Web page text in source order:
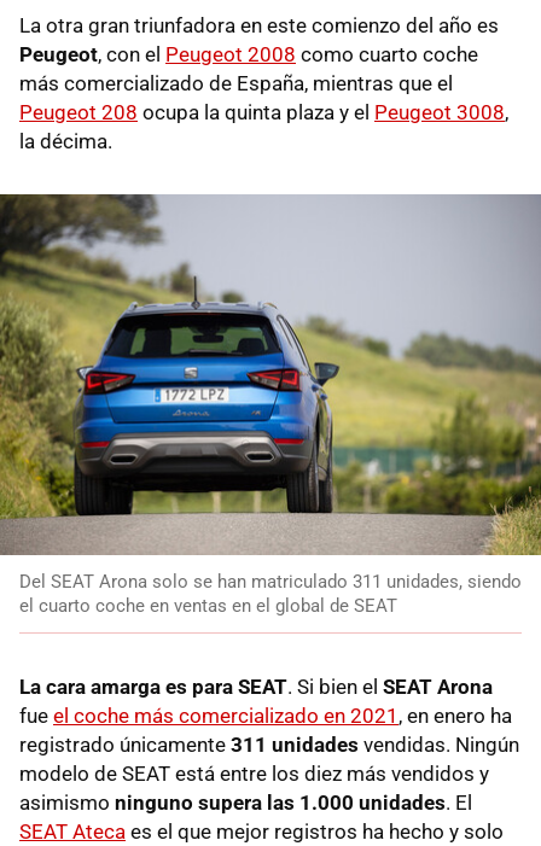
La otra gran triunfadora en este comienzo del año es
Peugeot, con el Peugeot 2008 como cuarto coche
más comercializado de España, mientras que el
Peugeot 208 ocupa la quinta plaza y el Peugeot 3008,
la décima.
Del SEAT Arona solo se han matriculado 311 unidades, siendo
el cuarto coche en ventas en el global de SEAT
La cara amarga es para SEAT. Si bien el SEAT Arona
fue el coche más comercializado en 2021 , en enero ha
registrado únicamente 311 unidades vendidas. Ningún
modelo de SEAT está entre los diez más vendidos y
asimismo ninguno supera las 1.000 unidades. El
SEAT Ateca es el que mejor registros ha hecho y solo